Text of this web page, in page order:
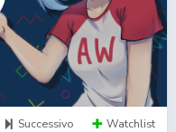
Successivo Watchlist